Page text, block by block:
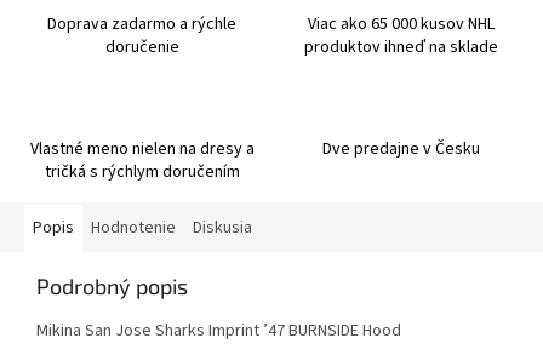
Doprava zadarmo a rýchle
doručenie
Viac ako 65 000 kusov NHL
produktov ihneď na sklade
Vlastné meno nielen na dresy a
tričká s rýchlym doručením
Dve predajne v Česku
Popis Hodnotenie Diskusia
Podrobný popis
Mikina San Jose Sharks Imprint ’47 BURNSIDE Hood